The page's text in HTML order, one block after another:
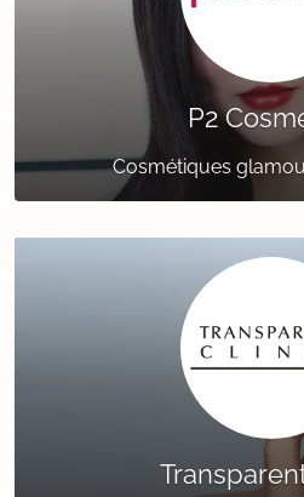
P2
Cosmétiques